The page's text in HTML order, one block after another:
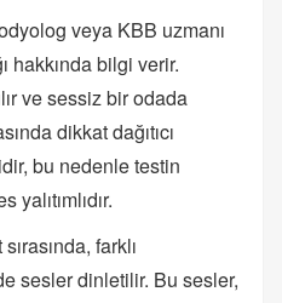
veya KBB uzmanı
hakkında bilgi verir.
ve sessiz bir odada
dikkat dağıtıcı
bu nedenle testin
yalıtımlıdır.
farklı
sesler dinletilir. Bu sesler,